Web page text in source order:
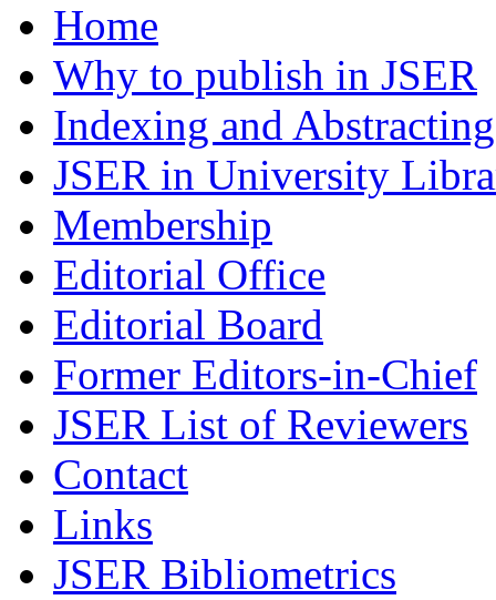
Home
Why to publish in JSER
Indexing and Abstracting
JSER in University
Membership
Editorial Office
Editorial Board
Former Editors-in-Chief
JSER List of Reviewers
Contact
Links
JSER Bibliometrics